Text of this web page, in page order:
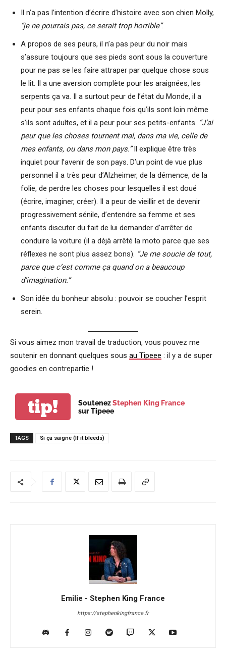
Il n’a pas l’intention d’écrire d’histoire avec son chien Molly,
“je ne pourrais pas, ce serait trop horrible”.
A propos de ses peurs, il n’a pas peur du noir mais
s’assure toujours que ses pieds sont sous la couverture
pour ne pas se les faire attraper par quelque chose sous
le lit. Il a une aversion complète pour les araignées, les
serpents ça va. Il a surtout peur de l’état du Monde, il a
peur pour ses enfants chaque fois qu’ils sont loin même
s’ils sont adultes, et il a peur pour ses petits-enfants. “J’ai
peur que les choses tournent mal, dans ma vie, celle de
mes enfants, ou dans mon pays.”Il explique être très
inquiet pour l’avenir de son pays. D’un point de vue plus
personnel il a très peur d’Alzheimer, de la démence, de la
folie, de perdre les choses pour lesquelles il est doué
(écrire, imaginer, créer). Il a peur de vieillir et de devenir
progressivement sénile, d’entendre sa femme et ses
enfants discuter du fait de lui demander d’arrêter de
conduire la voiture (il a déjà arrêté la moto parce que ses
réflexes ne sont plus assez bons). “Je me soucie de tout,
parce que c’est comme ça quand on a beaucoup
d’imagination.”
Son idée du bonheur absolu : pouvoir se coucher l’esprit
serein.
Si vous aimez mon travail de traduction, vous pouvez me
soutenir en donnant quelques sous au Tipeee : il y a de super
goodies en contrepartie !
tip! SoutenezStephen King France
sur Tipeee
TAGS Si ça saigne (If it bleeds)
Emilie - Stephen King France
https://stephenkingfrance.fr